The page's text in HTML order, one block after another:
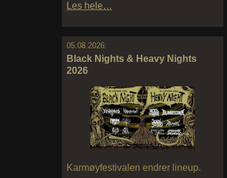
Les hele…
05.08.2026:
Black Nights & Heavy Nights
2026
Karmøyfestivalen endrer lineup.